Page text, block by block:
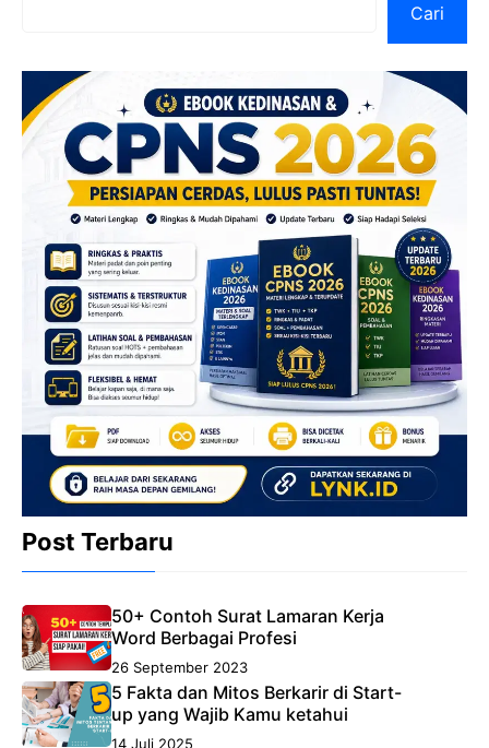
Cari
Post Terbaru
50+ Contoh Surat Lamaran Kerja
Word Berbagai Profesi
26 September 2023
5 Fakta dan Mitos Berkarir di Start-
up yang Wajib Kamu ketahui
14 Juli 2025